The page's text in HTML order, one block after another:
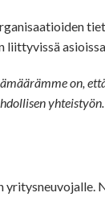
liittyvissä
on,
yhteistyön.